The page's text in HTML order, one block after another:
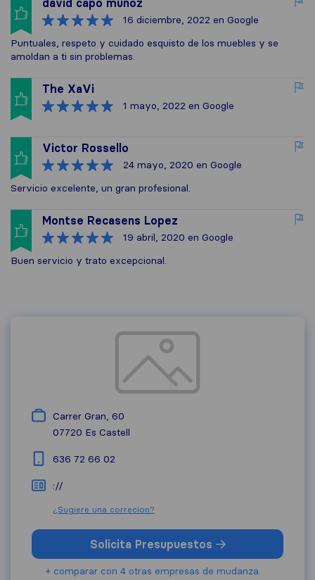
david capo muñoz
16 diciembre, 2022 en Google
Puntuales, respeto y cuidado esquisto de los muebles y se
amoldan a ti sin problemas.
The XaVi
1 mayo, 2022 en Google
Victor Rossello
24 mayo, 2020 en Google
Servicio excelente, un gran profesional.
Montse Recasens Lopez
19 abril, 2020 en Google
Buen servicio y trato excepcional.
Carrer Gran, 60
07720 Es Castell
636 72 66 02
://
¿Sugiere una correcion?
Solicita Presupuestos
+ comparar con 4 otras empresas de mudanza.